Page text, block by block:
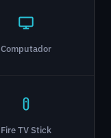
Computador
Fire TV Stick